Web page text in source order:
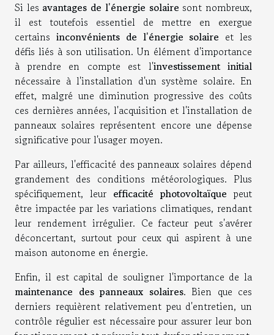
Si les avantages de l'énergie solaire sont nombreux,
il est toutefois essentiel de mettre en exergue
certains inconvénients de l'énergie solaire et les
défis liés à son utilisation. Un élément d'importance
à prendre en compte est l'investissement initial
nécessaire à l'installation d'un système solaire. En
effet, malgré une diminution progressive des coûts
ces dernières années, l'acquisition et l'installation de
panneaux solaires représentent encore une dépense
significative pour l'usager moyen.
Par ailleurs, l'efficacité des panneaux solaires dépend
grandement des conditions météorologiques. Plus
spécifiquement, leur efficacité photovoltaïque peut
être impactée par les variations climatiques, rendant
leur rendement irrégulier. Ce facteur peut s'avérer
déconcertant, surtout pour ceux qui aspirent à une
maison autonome en énergie.
Enfin, il est capital de souligner l'importance de la
maintenance des panneaux solaires. Bien que ces
derniers requièrent relativement peu d'entretien, un
contrôle régulier est nécessaire pour assurer leur bon